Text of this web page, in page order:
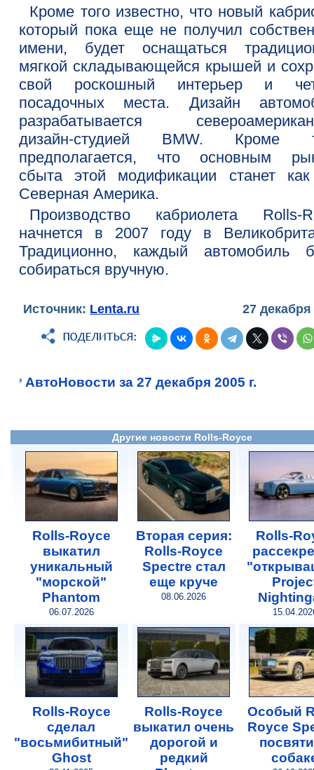
Кроме того известно, что новый
который пока еще не получил
имени, будет оснащаться
мягкой складывающейся крышей и
свой роскошный интерьер и
посадочных места. Дизайн
разрабатывается
дизайн-студией BMW. Кроме
предполагается, что основным
сбыта этой модификации станет
Северная Америка.
Производство кабриолета Rolls-
начнется в 2007 году в
Традиционно, каждый автомобиль
собираться вручную.
Источник: Lenta.ru 27 декабря
АвтоНовости за 27 декабря 2005 г.
Другие новости Rolls-Royce
Rolls-Royce
выкатил
уникальный
"морской"
Phantom
06.07.2026
Вторая серия:
Rolls-Royce
Spectre стал
еще круче
08.06.2026
Rolls-
Rolls-Royce
сделал
"восьмибитный"
Ghost
Rolls-Royce
выкатил очень
дорогой и
редкий
Особый
Royce